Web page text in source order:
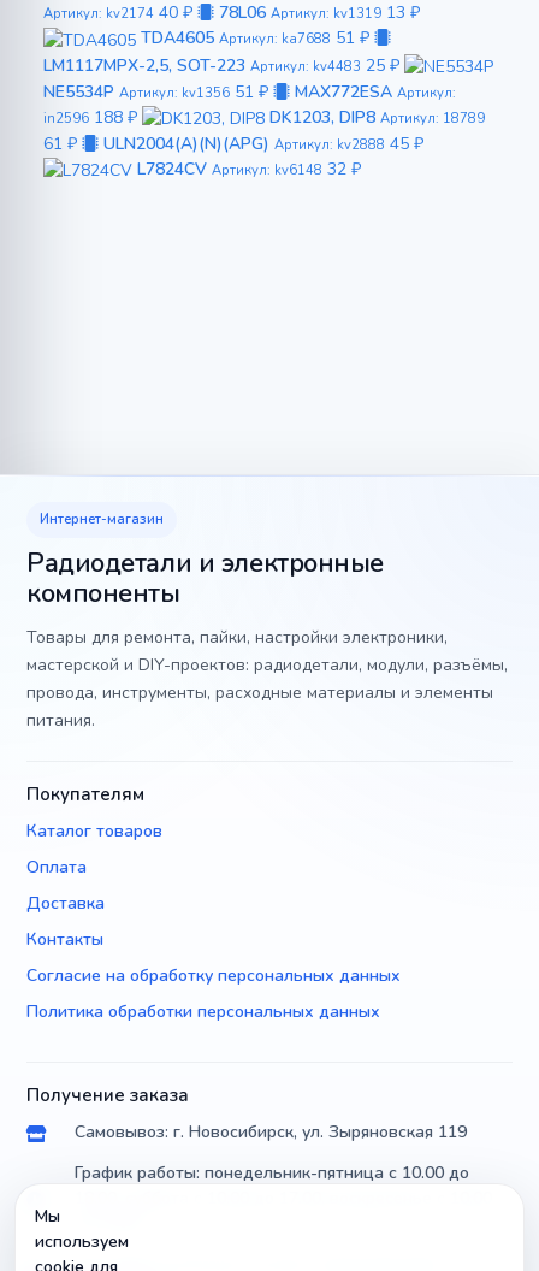
Артикул: kv2174 40 ₽ 78L06 Артикул: kv1319 13 ₽
TDA4605 Артикул: ka7688 51 ₽
LM1117MPX-2,5, SOT-223 Артикул: kv4483 25 ₽
NE5534P Артикул: kv1356 51 ₽ MAX772ESA Артикул:
in2596 188 ₽ DK1203, DIP8 Артикул: 18789
61 ₽ ULN2004(A)(N)(APG) Артикул: kv2888 45 ₽
L7824CV Артикул: kv6148 32 ₽
Интернет-магазин
Радиодетали и электронные
компоненты
Товары для ремонта, пайки, настройки электроники,
мастерской и DIY-проектов: радиодетали, модули, разъёмы,
провода, инструменты, расходные материалы и элементы
питания.
Покупателям
Каталог товаров
Оплата
Доставка
Контакты
Согласие на обработку персональных данных
Политика обработки персональных данных
Получение заказа
Самовывоз: г. Новосибирск, ул. Зыряновская 119
График работы: понедельник-пятница с 10.00 до
Доставка по России почтой и транспортными
Мы
используем